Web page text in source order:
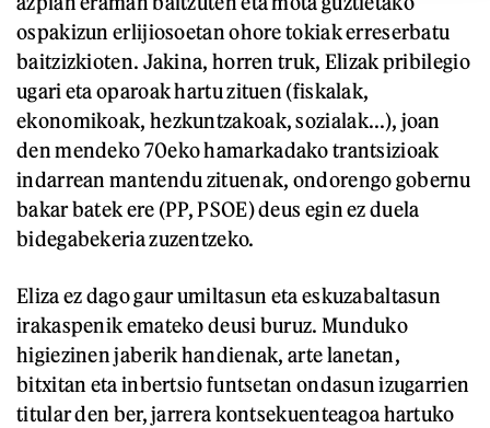
ospakizun erlijiosoetan ohore tokiak erreserbatu
baitzizkioten. Jakina, horren truk, Elizak pribilegio
ugari eta oparoak hartu zituen (fiskalak,
ekonomikoak, hezkuntzakoak, sozialak...), joan
den mendeko 70eko hamarkadako trantsizioak
indarrean mantendu zituenak, ondorengo gobernu
bakar batek ere (PP, PSOE) deus egin ez duela
bidegabekeria zuzentzeko.
Eliza ez dago gaur umiltasun eta eskuzabaltasun
irakaspenik emateko deusi buruz. Munduko
higiezinen jaberik handienak, arte lanetan,
bitxitan eta inbertsio funtsetan ondasun izugarrien
titular den ber, jarrera kontsekuenteagoa hartuko